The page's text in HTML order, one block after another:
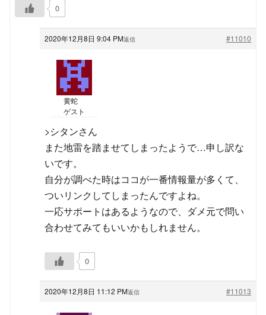
0
2020年12月8日 9:04 PM #11010
返信
黄蛇
ゲスト
>シタンさん
また地雷を踏ませてしまったようで…申し訳な
いです。
自分が調べた時はココが一番情報量が多くて、
ついリンクしてしまったんですよね。
一応サポートはあるようなので、ダメ元で問い
合わせてみてもいいかもしれません。
0
2020年12月8日 11:12 PM #11013
返信